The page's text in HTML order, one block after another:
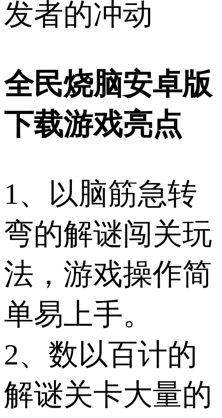
发者的冲动
全民烧脑安卓版
下载游戏亮点
1、以脑筋急转
弯的解谜闯关玩
法，游戏操作简
单易上手。
2、数以百计的
解谜关卡大量的